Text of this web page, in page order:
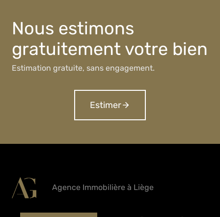
Nous estimons
gratuitement votre bien
Estimation gratuite, sans engagement.
Estimer
Agence Immobilière à Liège